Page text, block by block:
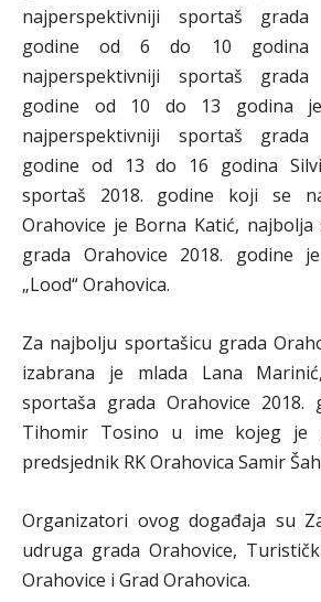
najperspektivniji sportaš grada
godine od 6 do 10 godina
najperspektivniji sportaš grada
godine od 10 do 13 godina je
najperspektivniji sportaš grada
godine od 13 do 16 godina
sportaš 2018. godine koji se
Orahovice je Borna Katić, najbolja
grada Orahovice 2018. godine
„Lood“ Orahovica.
Za najbolju sportašicu grada
izabrana je mlada Lana
sportaša grada Orahovice 2018.
Tihomir Tosino u ime kojeg je
predsjednik RK Orahovica Samir
Organizatori ovog događaja su
udruga grada Orahovice,
Orahovice i Grad Orahovica.